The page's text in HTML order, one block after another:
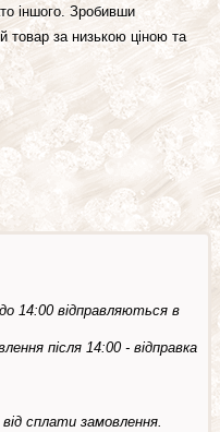
іншого. Зробивши
товар за низькою ціною та
14:00 відправляються в
після 14:00 - відправка
сплати замовлення.